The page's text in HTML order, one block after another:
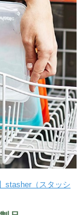
stasher（スタッシ